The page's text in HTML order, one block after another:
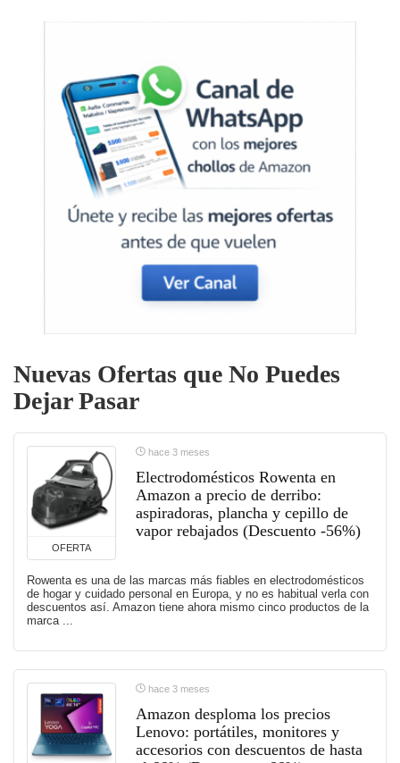
Nuevas Ofertas que No Puedes
Dejar Pasar
OFERTA
hace 3 meses
Electrodomésticos Rowenta en
Amazon a precio de derribo:
aspiradoras, plancha y cepillo de
vapor rebajados (Descuento -56%)
Rowenta es una de las marcas más fiables en electrodomésticos
de hogar y cuidado personal en Europa, y no es habitual verla con
descuentos así. Amazon tiene ahora mismo cinco productos de la
marca ...
hace 3 meses
Amazon desploma los precios
Lenovo: portátiles, monitores y
accesorios con descuentos de hasta